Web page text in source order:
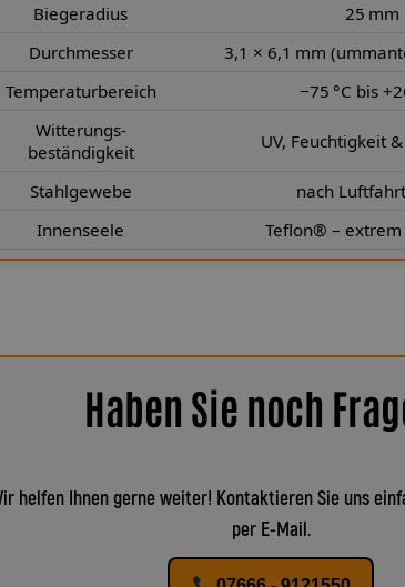
Biegeradius
25 mm
Durchmesser
3,1 × 6,1 mm
Temperaturbereich
−75 °C bis
Witterungs-
beständigkeit
UV, Feuchtigkeit
Stahlgewebe
nach
Innenseele
Teflon® –
Haben Sie noch
helfen Ihnen gerne weiter! Kontaktieren Sie uns
per E-Mail.